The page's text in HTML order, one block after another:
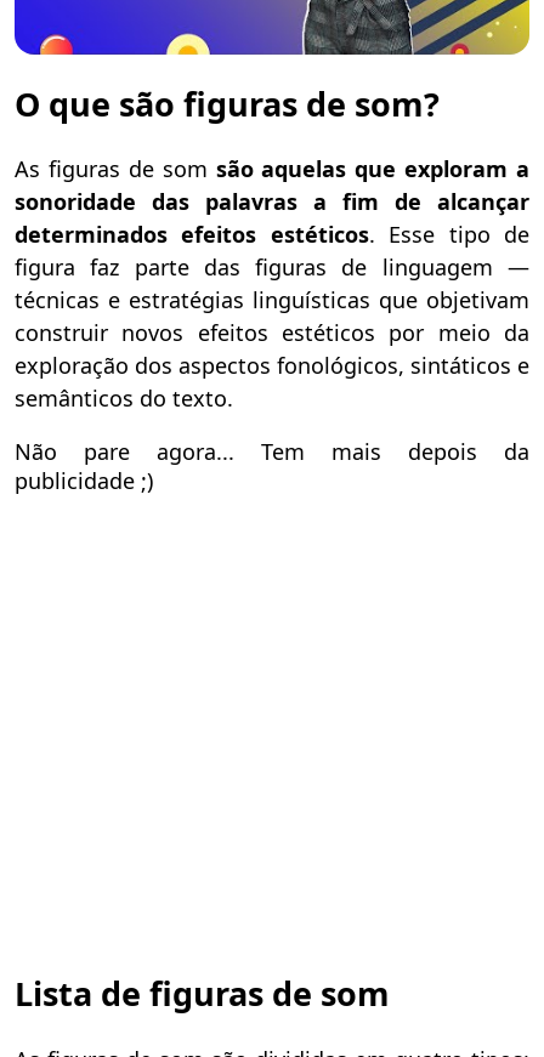
O que são figuras de som?
As figuras de som são aquelas que exploram a
sonoridade das palavras a fim de alcançar
determinados efeitos estéticos. Esse tipo de
figura faz parte das figuras de linguagem —
técnicas e estratégias linguísticas que objetivam
construir novos efeitos estéticos por meio da
exploração dos aspectos fonológicos, sintáticos e
semânticos do texto.
Não pare agora... Tem mais depois da
publicidade ;)
Lista de figuras de som